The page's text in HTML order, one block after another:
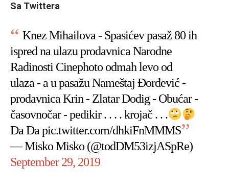
Sa Twittera
Knez Mihailova - Spasićev pasaž 80 ih
ispred na ulazu prodavnica Narodne
Radinosti Cinephoto odmah levo od
ulaza - a u pasažu Nameštaj Đorđević -
prodavnica Krin - Zlatar Dodig - Obućar -
časovnočar - pedikir . . . . krojač . . .
Da Dapic.twitter.com/dhkiFnMMMS
— Misko Misko (@todDM53izjASpRe)
September 29, 2019